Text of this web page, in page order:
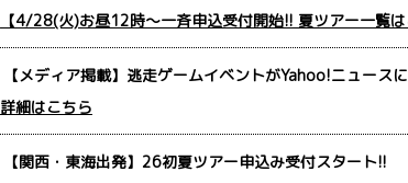
【4/28(火)お昼12時～一斉申込受付開始!! 夏ツアー一覧は
【メディア掲載】逃走ゲームイベントがYahoo!ニュース
詳細はこちら
【関西・東海出発】26初夏ツアー申込み受付スタート!!